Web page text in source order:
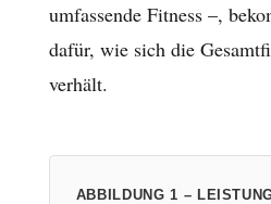
umfassende Fitness –,
dafür, wie sich die
verhält.
ABBILDUNG 1 –